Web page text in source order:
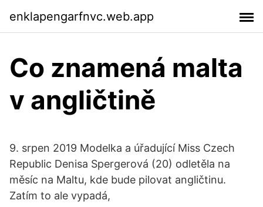
enklapengarfnvc.web.app
Co znamená malta
v angličtině
9. srpen 2019 Modelka a úřadující Miss Czech
Republic Denisa Spergerová (20) odletěla na
měsíc na Maltu, kde bude pilovat angličtinu.
Zatím to ale vypadá,